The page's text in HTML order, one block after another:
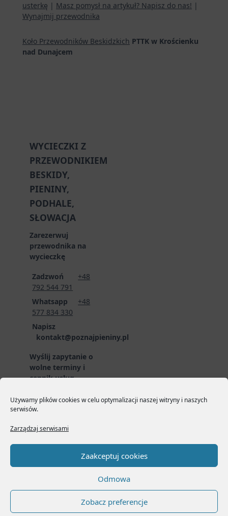
Używamy plików cookies w celu optymalizacji naszej witryny i naszych
serwisów.
Zarządzaj serwisami
Zaakceptuj cookies
Odmowa
Zobacz preferencje
usterkę | Masz pomysł na artykuł? Napisz do nas! |
Wynajmij przewodnika
Koło Przewodników Beskidzkich PTTK w Krościenku
nad Dunajcem
WYCIECZKI Z
PRZEWODNIKIEM
BESKIDY,
PIENINY,
PODHALE,
SŁOWACJA
Zarezerwuj
przewodnika na
wycieczkę
Zadzwoń +48
792 544 791
Whatsapp +48
577 834 330
Napisz
kontakt@poznajpieniny.pl
Wyślij zapytanie o
wolne terminy i
cennik usług
poprzez formularz
zgłoszeniowy:
Copyright © 2026Yuki
Masonry Blog Theme
ByWP Moose